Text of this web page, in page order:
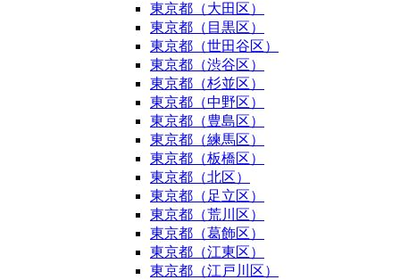
東京都（大田区）
東京都（目黒区）
東京都（世田谷区）
東京都（渋谷区）
東京都（杉並区）
東京都（中野区）
東京都（豊島区）
東京都（練馬区）
東京都（板橋区）
東京都（北区）
東京都（足立区）
東京都（荒川区）
東京都（葛飾区）
東京都（江東区）
東京都（江戸川区）